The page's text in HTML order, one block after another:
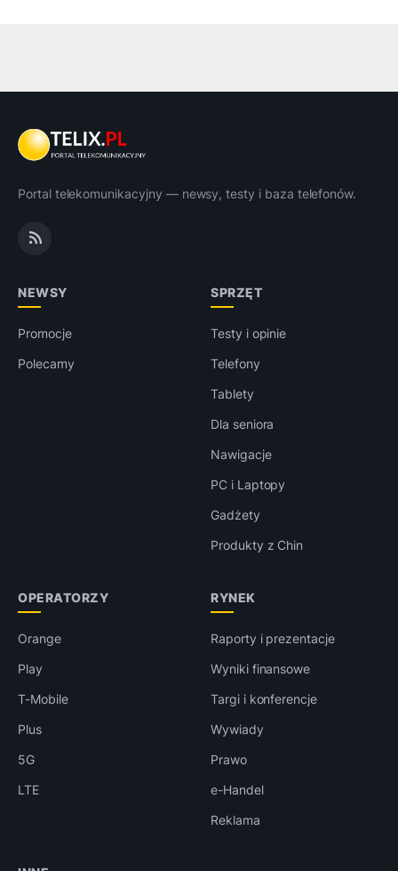
Portal telekomunikacyjny — newsy, testy i baza telefonów.
NEWSY
Promocje
Polecamy
SPRZĘT
Testy i opinie
Telefony
Tablety
Dla seniora
Nawigacje
PC i Laptopy
Gadżety
Produkty z Chin
OPERATORZY
Orange
Play
T-Mobile
Plus
5G
LTE
RYNEK
Raporty i prezentacje
Wyniki finansowe
Targi i konferencje
Wywiady
Prawo
e-Handel
Reklama